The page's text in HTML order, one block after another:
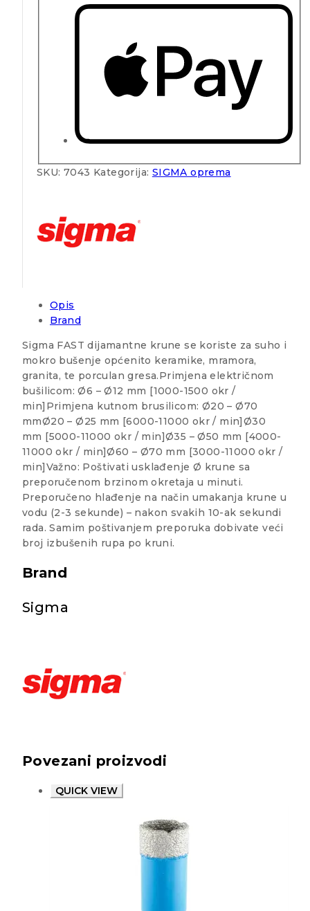
SKU: 7043 Kategorija: SIGMA oprema
Opis
Brand
Sigma FAST dijamantne krune se koriste za suho i
mokro bušenje općenito keramike, mramora,
granita, te porculan gresa.Primjena električnom
bušilicom: Ø6 – Ø12 mm [1000-1500 okr /
min]Primjena kutnom brusilicom: Ø20 – Ø70
mmØ20 – Ø25 mm [6000-11000 okr / min]Ø30
mm [5000-11000 okr / min]Ø35 – Ø50 mm [4000-
11000 okr / min]Ø60 – Ø70 mm [3000-11000 okr /
min]Važno: Poštivati usklađenje Ø krune sa
preporučenom brzinom okretaja u minuti.
Preporučeno hlađenje na način umakanja krune u
vodu (2-3 sekunde) – nakon svakih 10-ak sekundi
rada. Samim poštivanjem preporuka dobivate veći
broj izbušenih rupa po kruni.
Brand
Sigma
Povezani proizvodi
QUICK VIEW